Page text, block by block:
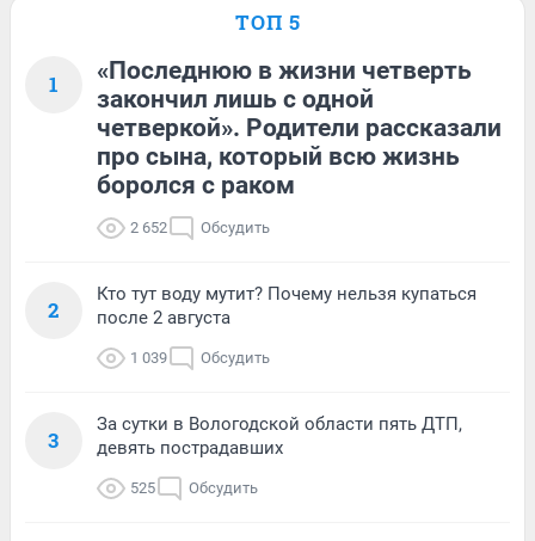
ТОП 5
1
«Последнюю в жизни четверть
закончил лишь с одной
четверкой». Родители рассказали
про сына, который всю жизнь
боролся с раком
2 652 Обсудить
2
Кто тут воду мутит? Почему нельзя купаться
после 2 августа
1 039 Обсудить
3
За сутки в Вологодской области пять ДТП,
девять пострадавших
525 Обсудить